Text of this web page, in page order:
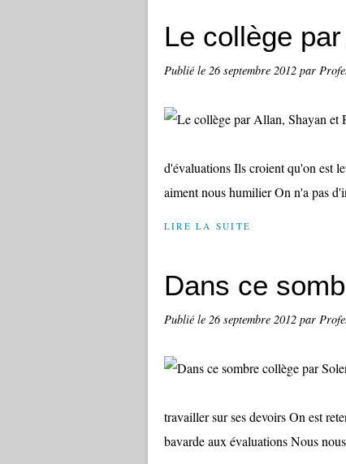
Le collège
Publié le 26 septembre 2012 par
d'évaluations Ils croient qu'on est
aiment nous humilier On n'a pas
LIRE LA SUITE
Dans ce
Publié le 26 septembre 2012 par
travailler sur ses devoirs On est
bavarde aux évaluations Nous